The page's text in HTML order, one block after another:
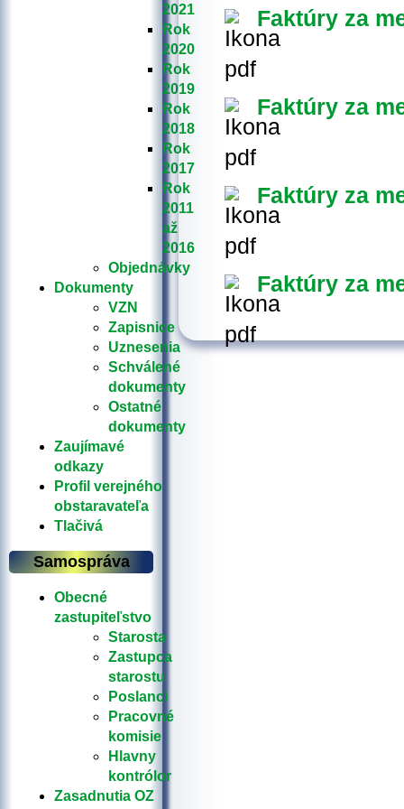
2021
Rok
2020
Rok
2019
Rok
2018
Rok
2017
Rok
2011
až
2016
Objednávky
Dokumenty
VZN
Zapisnice
Uznesenia
Schválené
dokumenty
Ostatné
dokumenty
Zaujímavé
odkazy
Profil verejného
obstaravateľa
Tlačivá
Samospráva
Obecné
zastupiteľstvo
Starosta
Zastupca
starostu
Poslanci
Pracovné
komisie
Hlavny
kontrólor
Zasadnutia OZ
Faktúry za
Faktúry za
Faktúry za
Faktúry za